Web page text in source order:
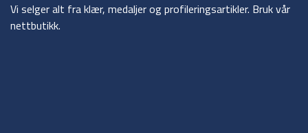
Vi selger alt fra klær, medaljer og profileringsartikler. Bruk vår
nettbutikk.